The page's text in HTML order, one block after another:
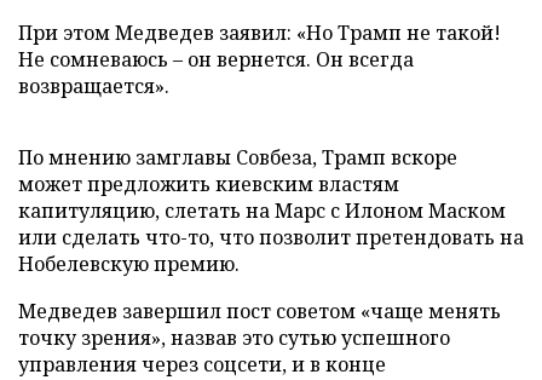
При этом Медведев заявил: «Но Трамп не такой!
Не сомневаюсь – он вернется. Он всегда
возвращается».
По мнению замглавы Совбеза, Трамп вскоре
может предложить киевским властям
капитуляцию, слетать на Марс с Илоном Маском
или сделать что-то, что позволит претендовать на
Нобелевскую премию.
Медведев завершил пост советом «чаще менять
точку зрения», назвав это сутью успешного
управления через соцсети, и в конце